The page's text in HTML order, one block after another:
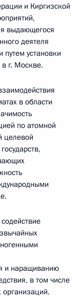
и Киргизской
выдающегося
деятеля
путем установки
г. Москве.
в области
по атомной
целевой
и наращиванию
в том числе